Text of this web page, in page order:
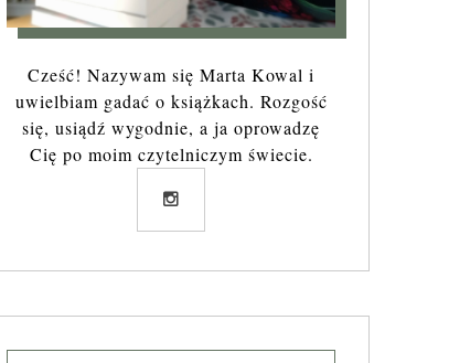
Cześć! Nazywam się Marta Kowal i
uwielbiam gadać o książkach. Rozgość
się, usiądź wygodnie, a ja oprowadzę
Cię po moim czytelniczym świecie.